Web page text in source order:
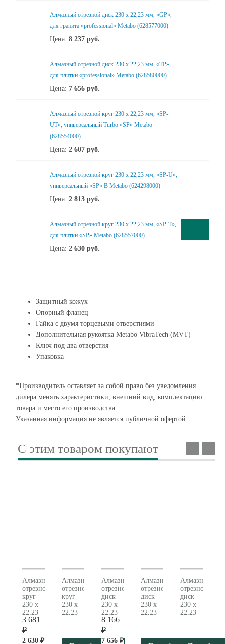
Алмазный отрезной диск 230 x 22,23 мм, «GP»,
для гранита «professional» Metabo (628577000)
Цена: 8 237 руб.
Алмазный отрезной диск 230 x 22,23 мм, «TP»,
для плитки «professional» Metabo (628580000)
Цена: 7 656 руб.
Алмазный отрезной круг 230 x 22,23 мм, «SP-
UT», универсальный Turbo «SP» Metabo
(628554000)
Цена: 2 607 руб.
Алмазный отрезной круг 230 x 22,23 мм, «SP-U»,
универсальный «SP» B Metabo (624298000)
Цена: 2 813 руб.
Алмазный отрезной круг 230 x 22,23 мм, «SP-T»,
для плитки «SP» Metabo (628557000)
Цена: 2 630 руб.
Защитный кожух
Опорный фланец
Гайка с двумя торцевыми отверстиями
Дополнительная рукоятка Metabo VibraTech (MVT)
Ключ под два отверстия
Упаковка
*Производитель оставляет за собой право без уведомления
дилера менять характеристики, внешний вид, комплектацию
товара и место его производства.
Указанная информация не является публичной офертой
С этим товаром покупают
Алмазный
отрезной
круг
230 x
22,23
мм,
«SP-
T», для
3 681
₽
2 630 ₽
Алмазный
отрезной
круг
230 x
22,23
UT»,
Алмазный
отрезной
диск
230 x
22,23
мм,
«TP»,
для
8 166
₽
7 656 ₽
Алмазный
отрезной
диск
230 x
22,23
для
Алмазный
отрезной
диск
230 x
22,23
для